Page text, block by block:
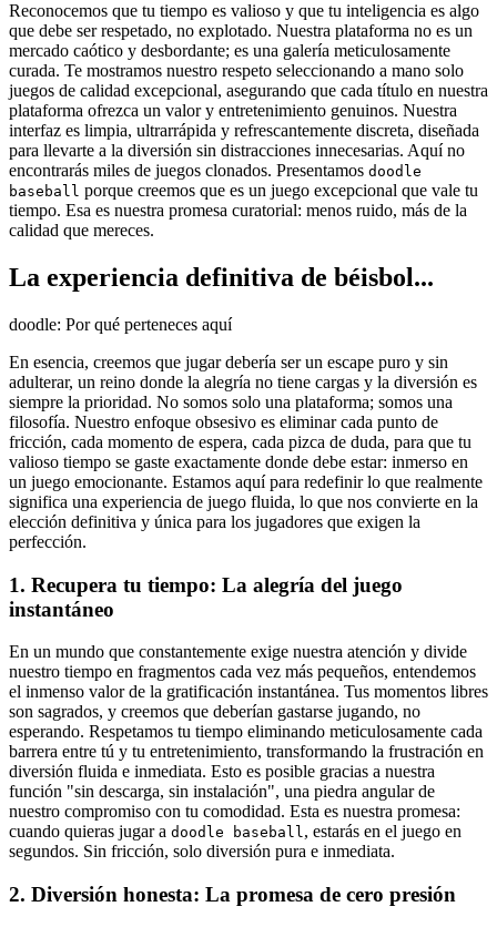
Reconocemos que tu tiempo es valioso y que tu inteligencia es algo
que debe ser respetado, no explotado. Nuestra plataforma no es un
mercado caótico y desbordante; es una galería meticulosamente
curada. Te mostramos nuestro respeto seleccionando a mano solo
juegos de calidad excepcional, asegurando que cada título en nuestra
plataforma ofrezca un valor y entretenimiento genuinos. Nuestra
interfaz es limpia, ultrarrápida y refrescantemente discreta, diseñada
para llevarte a la diversión sin distracciones innecesarias. Aquí no
encontrarás miles de juegos clonados. Presentamos doodle
baseball porque creemos que es un juego excepcional que vale tu
tiempo. Esa es nuestra promesa curatorial: menos ruido, más de la
calidad que mereces.
La experiencia definitiva de béisbol...
doodle: Por qué perteneces aquí
En esencia, creemos que jugar debería ser un escape puro y sin
adulterar, un reino donde la alegría no tiene cargas y la diversión es
siempre la prioridad. No somos solo una plataforma; somos una
filosofía. Nuestro enfoque obsesivo es eliminar cada punto de
fricción, cada momento de espera, cada pizca de duda, para que tu
valioso tiempo se gaste exactamente donde debe estar: inmerso en
un juego emocionante. Estamos aquí para redefinir lo que realmente
significa una experiencia de juego fluida, lo que nos convierte en la
elección definitiva y única para los jugadores que exigen la
perfección.
1. Recupera tu tiempo: La alegría del juego
instantáneo
En un mundo que constantemente exige nuestra atención y divide
nuestro tiempo en fragmentos cada vez más pequeños, entendemos
el inmenso valor de la gratificación instantánea. Tus momentos libres
son sagrados, y creemos que deberían gastarse jugando, no
esperando. Respetamos tu tiempo eliminando meticulosamente cada
barrera entre tú y tu entretenimiento, transformando la frustración en
diversión fluida e inmediata. Esto es posible gracias a nuestra
función "sin descarga, sin instalación", una piedra angular de
nuestro compromiso con tu comodidad. Esta es nuestra promesa:
cuando quieras jugar a doodle baseball, estarás en el juego en
segundos. Sin fricción, solo diversión pura e inmediata.
2. Diversión honesta: La promesa de cero presión